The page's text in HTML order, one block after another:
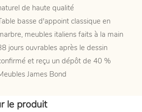
de haute qualité
basse d'appoint classique en
meubles italiens faits à la main
jours ouvrables après le dessin
et reçu un dépôt de 40 %
James Bond
le produit